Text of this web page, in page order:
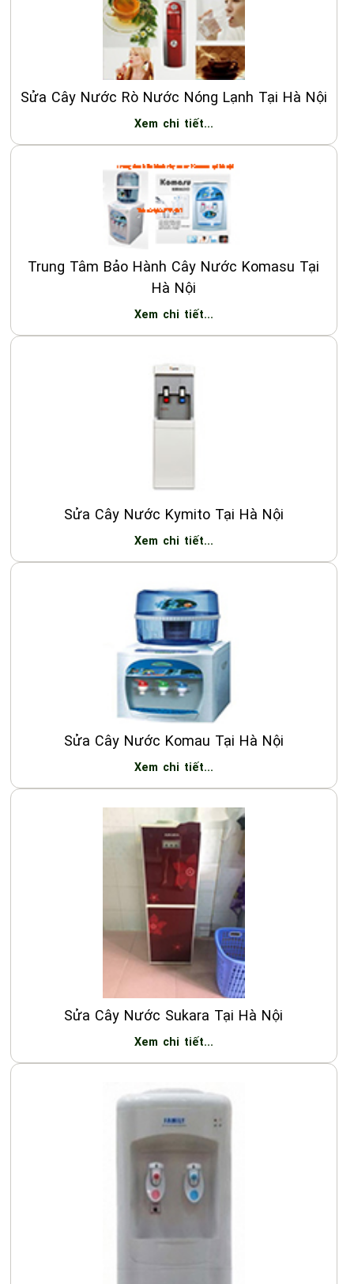
Sửa Cây Nước Rò Nước Nóng Lạnh Tại Hà Nội
Xem chi tiết...
Trung Tâm Bảo Hành Cây Nước Komasu Tại
Hà Nội
Xem chi tiết...
Sửa Cây Nước Kymito Tại Hà Nội
Xem chi tiết...
Sửa Cây Nước Komau Tại Hà Nội
Xem chi tiết...
Sửa Cây Nước Sukara Tại Hà Nội
Xem chi tiết...